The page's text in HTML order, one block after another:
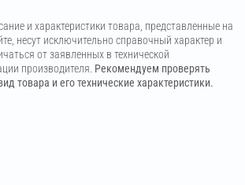
и характеристики товара, представленные на
несут исключительно справочный характер и
от заявленных в технической
производителя. Рекомендуем проверять
товара и его технические характеристики.